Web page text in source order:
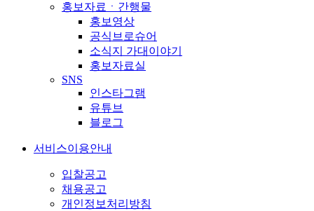
홍보자료ㆍ간행물
홍보영상
공식브로슈어
소식지 가대이야기
홍보자료실
SNS
인스타그램
유튜브
블로그
서비스이용안내
입찰공고
채용공고
개인정보처리방침